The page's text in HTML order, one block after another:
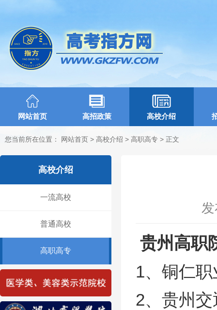
网站首页 高招政策 高校介绍
您当前所在位置： 网站首页 > 高校介绍 > 高职高专 > 正文
高校介绍
一流高校
普通高校
高职高专
贵州高职
1、铜仁
2、贵州